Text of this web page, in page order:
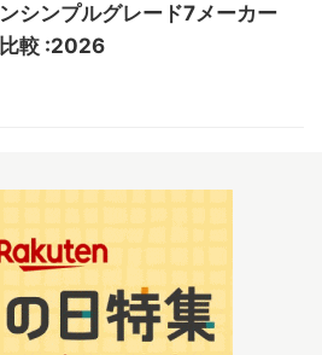
ンシンプルグレード7メーカー
比較 :2026